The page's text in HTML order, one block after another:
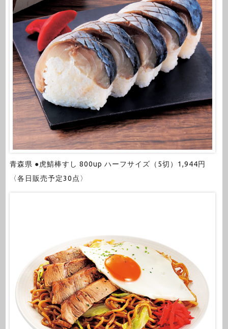
青森県 ●虎鯖棒すし 800up ハーフサイズ（5切）1,944円
〈各日販売予定30点〉